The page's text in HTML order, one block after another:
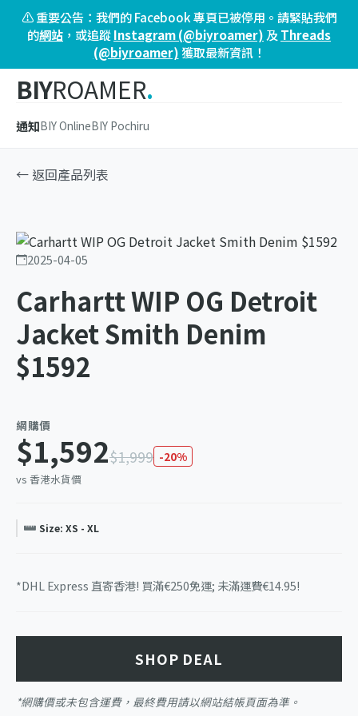
⚠️ 重要公告：我們的 Facebook 專頁已被停用。請緊貼我們
的網站 ，或追蹤Instagram (@biyroamer) 及 Threads
(@biyroamer)獲取最新資訊！
BIYROAMER.
通知BIY OnlineBIY Pochiru
← 返回產品列表
2025-04-05
Carhartt WIP OG Detroit
Jacket Smith Denim
$1592
網購價
$1,592$1,999 -20%
vs 香港水貨價
Size: XS - XL
*DHL Express 直寄香港! 買滿€250免運; 未滿運費€14.95!
SHOP DEAL
*網購價或未包含運費，最終費用請以網站結帳頁面為準。